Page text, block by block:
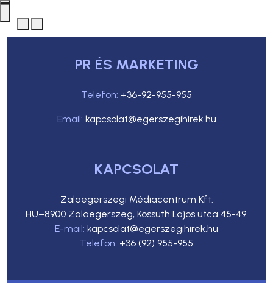
PR ÉS MARKETING
Telefon: +36-92-955-955
Email: kapcsolat@egerszegihirek.hu
KAPCSOLAT
Zalaegerszegi Médiacentrum Kft.
HU–8900 Zalaegerszeg, Kossuth Lajos utca 45-49.
E-mail: kapcsolat@egerszegihirek.hu
Telefon: +36 (92) 955-955